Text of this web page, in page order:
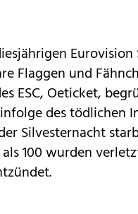
Flaggen und
ESC, Oeticket,
des tödlichen
Silvesternacht
100 wurden